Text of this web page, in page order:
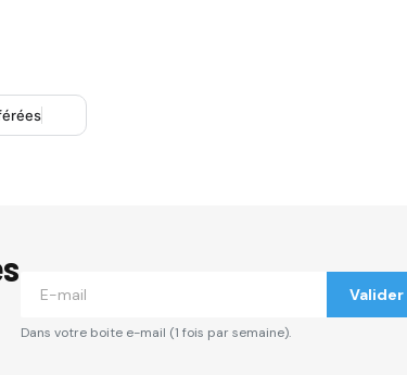
Valider
Dans votre boite e-mail (1 fois par semaine).